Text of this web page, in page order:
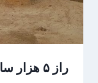
راز ۵ هزار ساله از ایران باستان آشکار شد